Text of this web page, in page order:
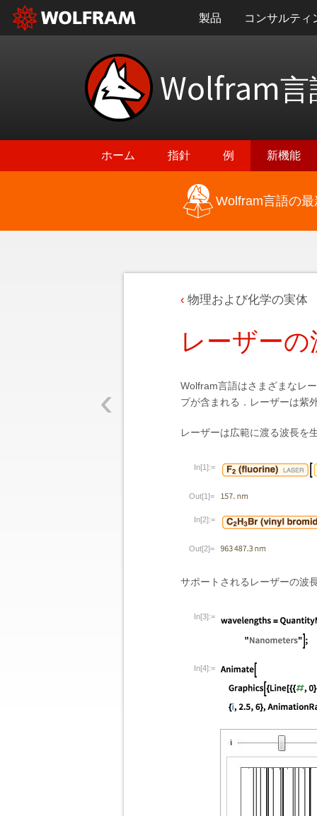
製品 コンサルティ
Wolfram言
ホーム 指針 例 新機能
Wolfram言語の
‹
物理および化学の実体
レーザー
Wolfram言語はさまざまなレ
プが含まれる．レーザーは紫
レーザーは広範に渡る波長を
In[1]:=
Out[1]=
In[2]:=
Out[2]=
サポートされるレーザーの波
In[3]:=
In[4]:=